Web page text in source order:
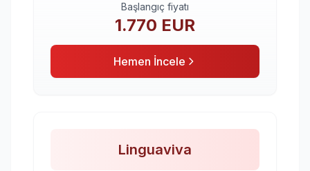
Başlangıç fiyatı
1.770 EUR
Hemen İncele
Linguaviva